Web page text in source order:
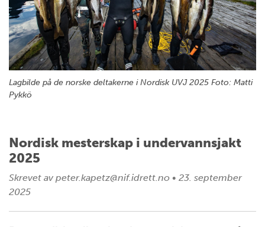
Lagbilde på de norske deltakerne i Nordisk UVJ 2025 Foto: Matti
Pykkö
Nordisk mesterskap i undervannsjakt
2025
Skrevet av peter.kapetz@nif.idrett.no • 23. september
2025